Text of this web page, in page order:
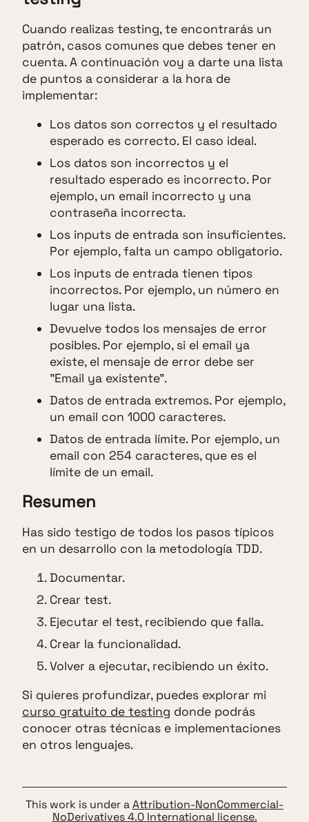
Cuando realizas testing, te encontrarás un
patrón, casos comunes que debes tener en
cuenta. A continuación voy a darte una lista
de puntos a considerar a la hora de
implementar:
Los datos son correctos y el resultado
esperado es correcto. El caso ideal.
Los datos son incorrectos y el
resultado esperado es incorrecto. Por
ejemplo, un email incorrecto y una
contraseña incorrecta.
Los inputs de entrada son insuficientes.
Por ejemplo, falta un campo obligatorio.
Los inputs de entrada tienen tipos
incorrectos. Por ejemplo, un número en
lugar una lista.
Devuelve todos los mensajes de error
posibles. Por ejemplo, si el email ya
existe, el mensaje de error debe ser
"Email ya existente".
Datos de entrada extremos. Por ejemplo,
un email con 1000 caracteres.
Datos de entrada límite. Por ejemplo, un
email con 254 caracteres, que es el
límite de un email.
Resumen
Has sido testigo de todos los pasos típicos
en un desarrollo con la metodología TDD.
Documentar.
Crear test.
Ejecutar el test, recibiendo que falla.
Crear la funcionalidad.
Volver a ejecutar, recibiendo un éxito.
Si quieres profundizar, puedes explorar mi
curso gratuito de testing donde podrás
conocer otras técnicas e implementaciones
en otros lenguajes.
This work is under aAttribution-NonCommercial-
NoDerivatives 4.0 International license.